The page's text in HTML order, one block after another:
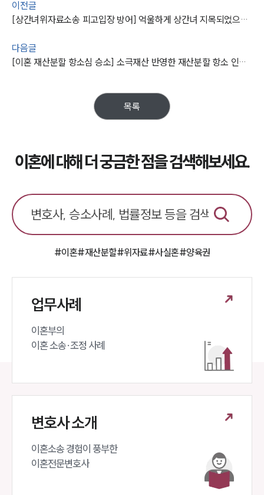
이혼소송·상담후기
전체
이혼 양육비계산기
상간자위자료계산기
구성원 소개
소식/자료
공지사항
법률서식
대륜법률상담예약
이전글
[상간녀위자료소송 피고입장 방어] 억울하게 상간녀 지목되었으나 원고 청구 기각 및 소송비용 부담하게 함
다음글
[이혼 재산분할 항소심 승소] 소극재산 반영한 재산분할 항소 인용돼 몇천만 원의 금액 지급안해도 됨
목록
이혼에 대해 더 궁금한 점을 검색해보세요.
#이혼#재산분할#위자료#사실혼#양육권
업무사례
이혼부의
이혼 소송·조정 사례
변호사 소개
이혼소송 경험이 풍부한
이혼전문변호사